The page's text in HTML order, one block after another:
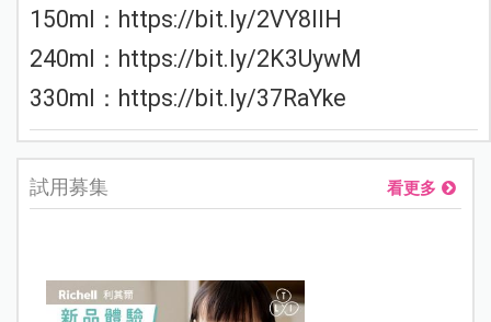
150ml：https://bit.ly/2VY8IlH
240ml：https://bit.ly/2K3UywM
330ml：https://bit.ly/37RaYke
試用募集 看更多